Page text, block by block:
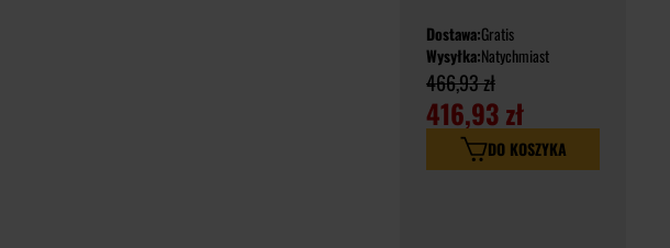
Dostawa:Gratis
Wysyłka:Natychmiast
466,93 zł
416,93 zł
DO KOSZYKA